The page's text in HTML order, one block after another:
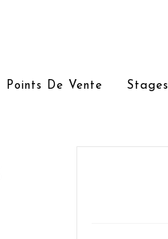
Points De Vente Stages